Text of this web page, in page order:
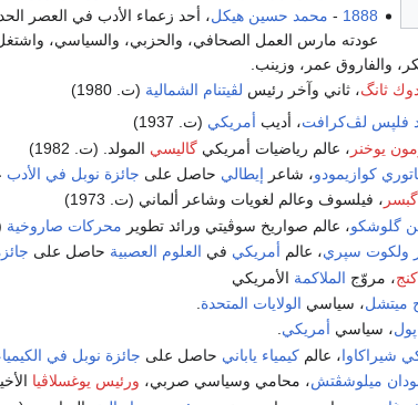
1888
- محمد حسين هيكل، أحد زعماء الأدب في العصر
عودته مارس العمل الصحافي، والحزبي، والسياسي، واشتغل
والفاروق عمر، وزينب.
ثانگ، ثاني وآخر رئيس لڤيتنام الشمالية (ت. 1980)
فلپس لڤ‌كرافت، أديب أمريكي (ت. 1937)
يوخنر ، عالم رياضيات أمريكيگاليسي المولد. (ت. 1982)
كوازيمودو، شاعر إيطالي حاصل على جائزة نوبل في الأدب
، فيلسوف وعالم لغويات وشاعر ألماني (ت. 1973)
گلوشكو، عالم صواريخ سوڤيتي ورائد تطوير محركات صاروخية
ولكوت سپري، عالم أمريكي في العلوم العصبية حاصل على
، مروّج الملاكمة الأمريكي
ميتشل، سياسي الولايات المتحدة
، سياسي أمريكي.
شيراكاوا، عالمكيمياء ياباني حاصل على جائزة نوبل في
ميلوشڤتش، محامي وسياسي صربي، ورئيس يوغسلاڤيا